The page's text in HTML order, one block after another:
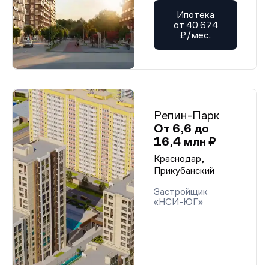
Ипотека
от 40 674
₽/мес.
Репин-Парк
От 6,6 до
16,4 млн ₽
Краснодар,
Прикубанский
Застройщик
«НСИ-ЮГ»